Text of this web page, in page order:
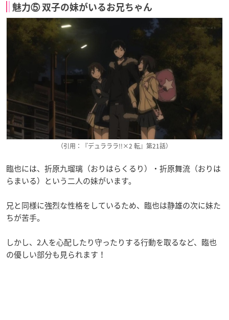
魅力⑤ 双子の妹がいるお兄ちゃん
（引用：『デュラララ!!×2 転』第21話）
臨也には、折原九瑠璃（おりはらくるり）・折原舞流（おりは
らまいる）という二人の妹がいます。
兄と同様に強烈な性格をしているため、臨也は静雄の次に妹た
ちが苦手。
しかし、2人を心配したり守ったりする行動を取るなど、臨也
の優しい部分も見られます！